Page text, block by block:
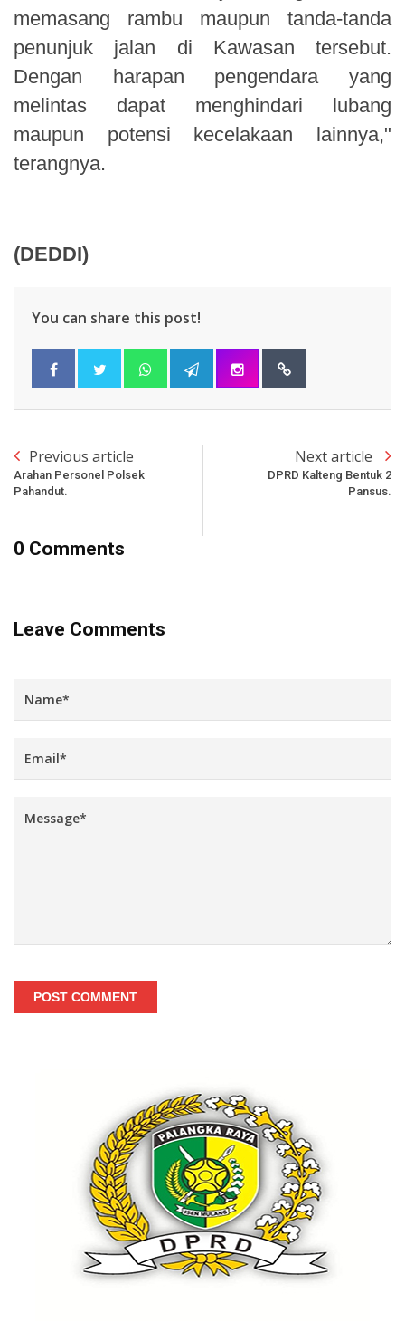
memasang rambu maupun tanda-tanda
penunjuk jalan di Kawasan tersebut.
Dengan harapan pengendara yang
melintas dapat menghindari lubang
maupun potensi kecelakaan lainnya,"
terangnya.
(DEDDI)
You can share this post!
Previous article
Arahan Personel Polsek
Pahandut.
Next article
DPRD Kalteng Bentuk 2
Pansus.
0 Comments
Leave Comments
POST COMMENT